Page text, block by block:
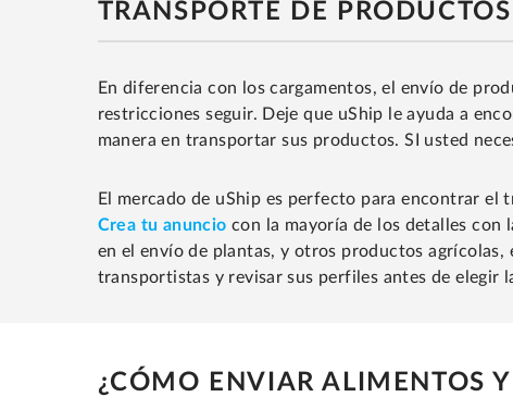
TRANSPORTE DE
En diferencia con los cargamentos, el envío de
restricciones seguir. Deje que uShip le ayuda a
manera en transportar sus productos. SI usted
El mercado de uShip es perfecto para encontrar
Crea tu anuncio con la mayoría de los detalles con
en el envío de plantas, y otros productos
transportistas y revisar sus perfiles antes de
¿CÓMO ENVIAR ALIMENTOS